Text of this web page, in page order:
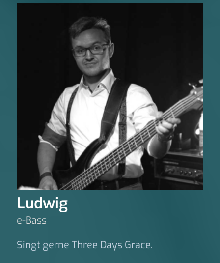
Ludwig
e-Bass
Singt gerne Three Days Grace.